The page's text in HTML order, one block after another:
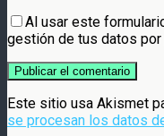
Al usar este
gestión de tus datos
Este sitio usa Akismet
se procesan los datos